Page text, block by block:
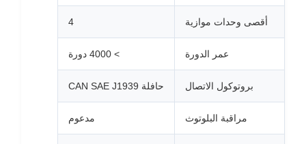
أقصى وحدات موازية 4
عمر الدورة > 4000 دورة
بروتوكول الاتصال حافلة CAN SAE J1939
مراقبة البلوتوث مدعوم